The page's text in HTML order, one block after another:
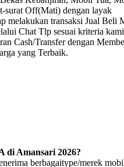
surat Off(Mati) dengan layak
melakukan transaksi Jual Beli
Chat Tlp sesuai kriteria
Cash/Transfer dengan
yang Terbaik.
di Amansari 2026?
berbagaitype/merek